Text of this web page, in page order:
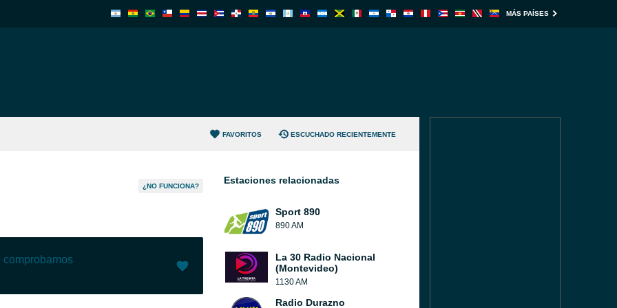
MÁS PAÍSES
FAVORITOS ESCUCHADO RECIENTEMENTE
¿NO FUNCIONA?
comprobamos
Estaciones relacionadas
Sport 890
890 AM
La 30 Radio Nacional
(Montevideo)
1130 AM
Radio Durazno